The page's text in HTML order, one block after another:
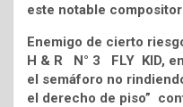
este notable compositor
Enemigo de cierto
H & R N° 3 FLY KID,
el semáforo no
el derecho de piso”